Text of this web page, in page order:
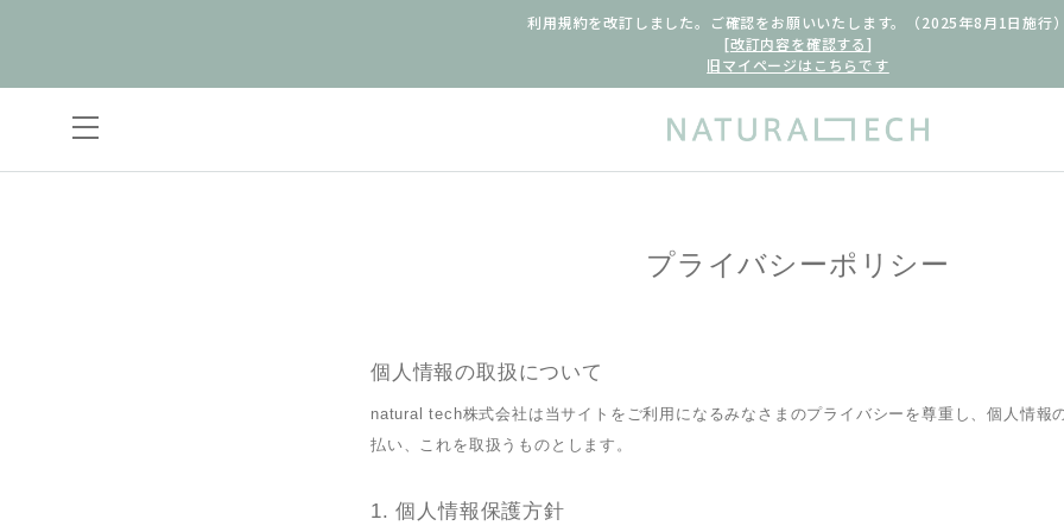
利用規約を改訂しました。ご確認をお願いいたします。（2025年8月1日施行）
[改訂内容を確認する]
旧マイページはこちらです
プライバシーポリシー
個人情報の取扱について
natural tech株式会社は当サイトをご利用になるみなさまのプライバシーを尊重し、個人情報
払い、これを取扱うものとします。
個人情報保護方針